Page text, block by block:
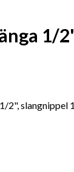
1/
2", slangnippel